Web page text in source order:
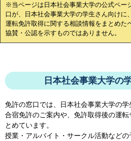
※当ページは 日本社会事業大学の公式ペー
口が、
日本社会事業大学の学生さん向けに、
運転免許取得に関する相談情報をまとめた
協賛・公認を示すものではありません。
日本社会事業大学の
免許の窓口では、 日本社会事業大学の学
合宿免許のご案内や、免許取得後の運
とめています。
授業・アルバイト・サークル活動など